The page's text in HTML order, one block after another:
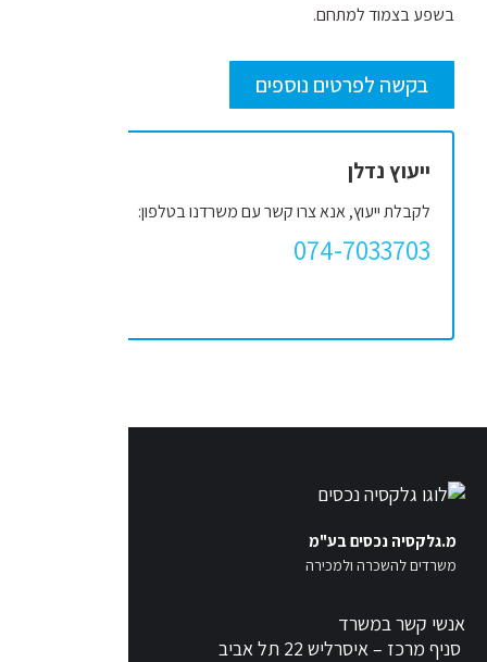
בשפע בצמוד למתחם.
בקשה לפרטים נוספים
ייעוץ נדלן
לקבלת ייעוץ, אנא צרו קשר עם משרדנו בטלפון:
074-7033703
מ.גלקסיה נכסים בע"מ
משרדים להשכרה ולמכירה
אנשי קשר במשרד
סניף מרכז – איסרליש 22 תל אביב